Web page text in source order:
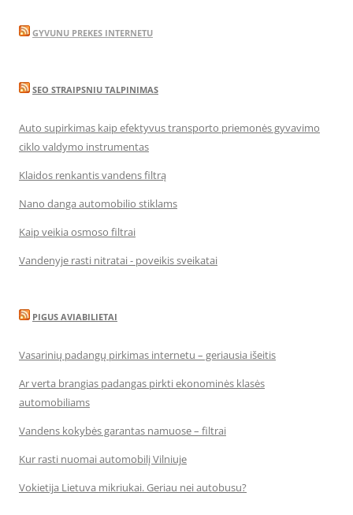
GYVUNU PREKES INTERNETU
SEO STRAIPSNIU TALPINIMAS
Auto supirkimas kaip efektyvus transporto priemonės gyvavimo
ciklo valdymo instrumentas
Klaidos renkantis vandens filtrą
Nano danga automobilio stiklams
Kaip veikia osmoso filtrai
Vandenyje rasti nitratai - poveikis sveikatai
PIGUS AVIABILIETAI
Vasarinių padangų pirkimas internetu – geriausia išeitis
Ar verta brangias padangas pirkti ekonominės klasės
automobiliams
Vandens kokybės garantas namuose – filtrai
Kur rasti nuomai automobilį Vilniuje
Vokietija Lietuva mikriukai. Geriau nei autobusu?